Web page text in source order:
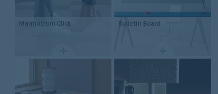
Marmoleum Click Bulletin Board